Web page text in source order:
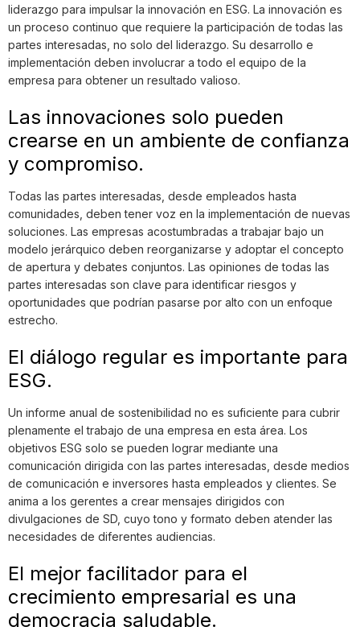
liderazgo para impulsar la innovación en ESG. La innovación es
un proceso continuo que requiere la participación de todas las
partes interesadas, no solo del liderazgo. Su desarrollo e
implementación deben involucrar a todo el equipo de la
empresa para obtener un resultado valioso.
Las innovaciones solo pueden
crearse en un ambiente de confianza
y compromiso.
Todas las partes interesadas, desde empleados hasta
comunidades, deben tener voz en la implementación de nuevas
soluciones. Las empresas acostumbradas a trabajar bajo un
modelo jerárquico deben reorganizarse y adoptar el concepto
de apertura y debates conjuntos. Las opiniones de todas las
partes interesadas son clave para identificar riesgos y
oportunidades que podrían pasarse por alto con un enfoque
estrecho.
El diálogo regular es importante para
ESG.
Un informe anual de sostenibilidad no es suficiente para cubrir
plenamente el trabajo de una empresa en esta área. Los
objetivos ESG solo se pueden lograr mediante una
comunicación dirigida con las partes interesadas, desde medios
de comunicación e inversores hasta empleados y clientes. Se
anima a los gerentes a crear mensajes dirigidos con
divulgaciones de SD, cuyo tono y formato deben atender las
necesidades de diferentes audiencias.
El mejor facilitador para el
crecimiento empresarial es una
democracia saludable.